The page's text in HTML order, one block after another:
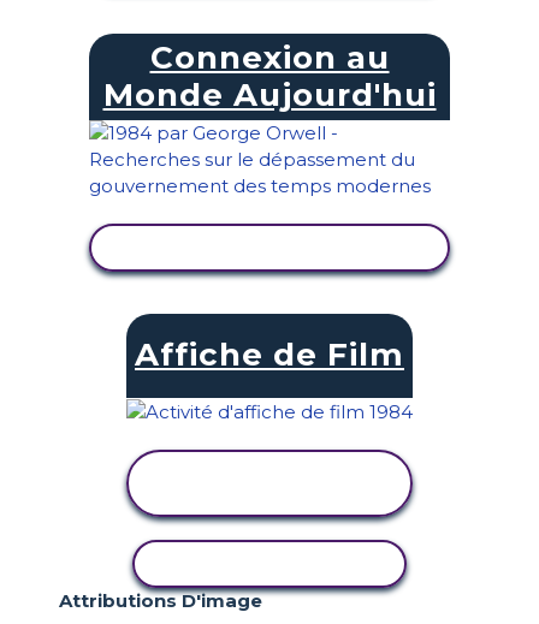
Connexion au
Monde Aujourd'hui
Affiche de Film
Attributions D'image